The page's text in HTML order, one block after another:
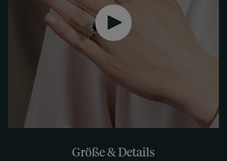
entsteht ein Ring mit modernistischem Twist, der
aus dem Süden Deutschlands zu uns fand. Er ist
sehr gut erhalten und wird mit einem
detaillierten Gutachten geliefert.
Größe & Details